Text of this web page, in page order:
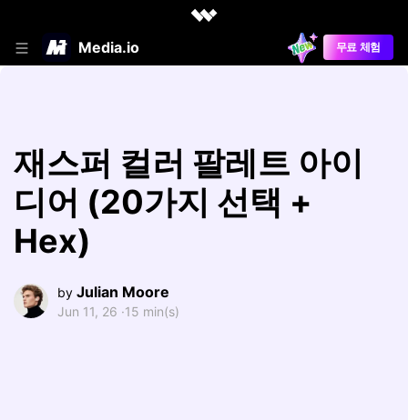
Media.io 무료 체험
재스퍼 컬러 팔레트 아이
디어 (20가지 선택 +
Hex)
by Julian Moore
Jun 11, 26 ·15 min(s)